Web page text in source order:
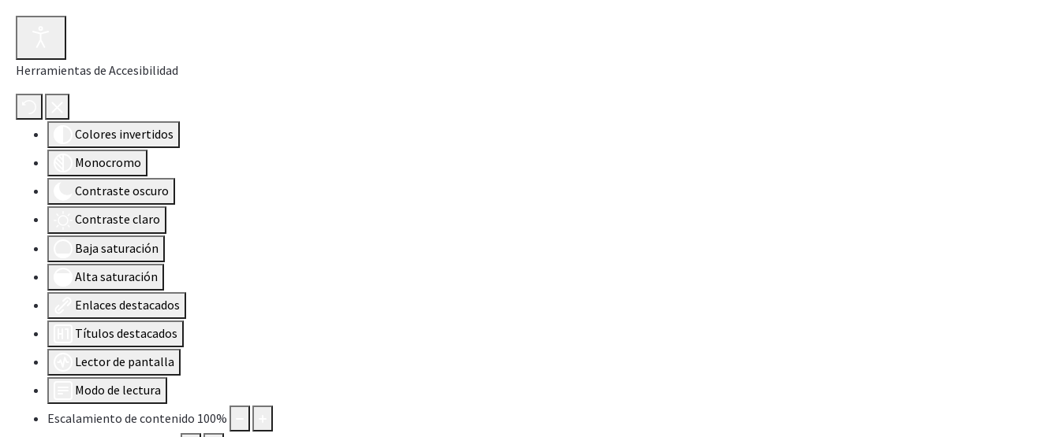
Herramientas de Accesibilidad
Colores invertidos
Monocromo
Contraste oscuro
Contraste claro
Baja saturación
Alta saturación
Enlaces destacados
Títulos destacados
Lector de pantalla
Modo de lectura
Escalamiento de contenido 100%